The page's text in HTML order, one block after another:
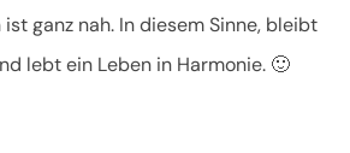
ganz nah. In diesem Sinne, bleibt
lebt ein Leben in Harmonie. 🙂